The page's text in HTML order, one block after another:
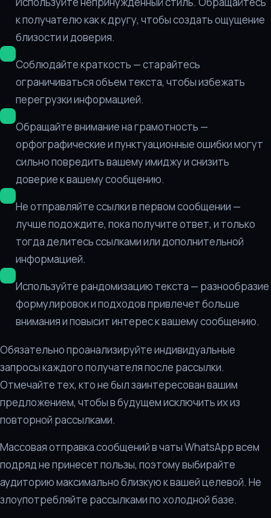
к получателю как к другу, чтобы создать ощущение
близости и доверия.
Соблюдайте краткость — старайтесь
ограничиваться объем текста, чтобы избежать
перегрузки информацией.
Обращайте внимание на грамотность —
орфографические и пунктуационные ошибки могут
сильно повредить вашему имиджу и снизить
доверие к вашему сообщению.
Не отправляйте ссылки в первом сообщении —
лучше подождите, пока получите ответ, и только
тогда делитесь ссылками или дополнительной
информацией.
Используйте рандомизацию текста — разнообразие
формулировок и подходов привлечет больше
внимания и повысит интерес к вашему сообщению.
Обязательно проанализируйте индивидуальные
запросы каждого получателя после рассылки.
Отмечайте тех, кто не был заинтересован вашим
предложением, чтобы в будущем исключить их из
повторной рассылками.
Массовая отправка сообщений в чаты WhatsApp всем
подряд не принесет пользы, поэтому выбирайте
аудиторию максимально близкую к вашей целевой. Не
злоупотребляйте рассылками по холодной базе.